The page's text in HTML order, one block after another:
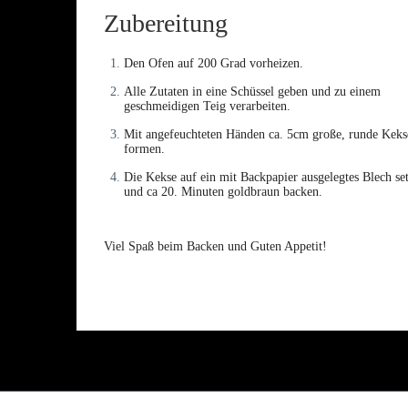
Zubereitung
Den Ofen auf 200 Grad vorheizen.
Alle Zutaten in eine Schüssel geben und zu einem
geschmeidigen Teig verarbeiten.
Mit angefeuchteten Händen ca. 5cm große, runde
formen.
Die Kekse auf ein mit Backpapier ausgelegtes Blech
und ca 20. Minuten goldbraun backen.
Viel Spaß beim Backen und Guten Appetit!